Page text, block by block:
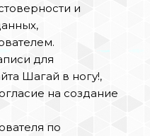
и
для
Шагай в ногу!,
на создание
по